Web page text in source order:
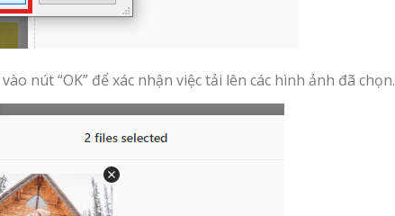
nút “OK” để xác nhận việc tải lên các hình ảnh đã chọn.